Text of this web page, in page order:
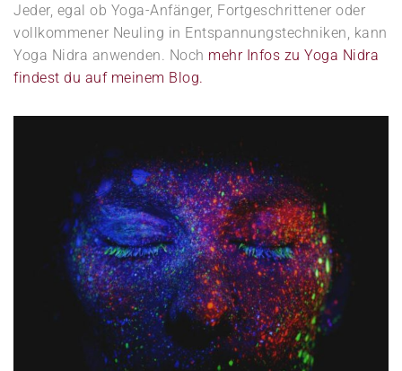
Jeder, egal ob Yoga-Anfänger, Fortgeschrittener oder
vollkommener Neuling in Entspannungstechniken, kann
Yoga Nidra anwenden. Noch mehr Infos zu Yoga Nidra
findest du auf meinem Blog.